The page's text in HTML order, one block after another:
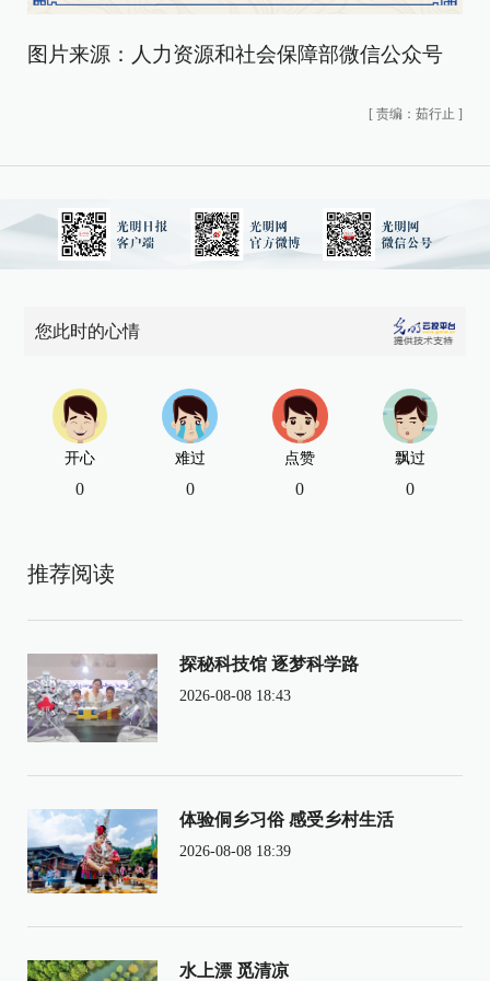
图片来源：人力资源和社会保障部微信公众号
[ 责编：茹行止 ]
您此时的心情
开心
0
难过
0
点赞
0
飘过
0
推荐阅读
探秘科技馆 逐梦科学路
2026-08-08 18:43
体验侗乡习俗 感受乡村生活
2026-08-08 18:39
水上漂 觅清凉